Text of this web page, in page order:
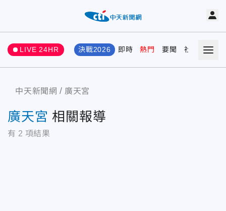
LIVE 24HR 決戰2026 即時 熱門 要聞 社會 娛樂
中天新聞網 廣天宮
廣天宮 相關報導
有 2 項結果